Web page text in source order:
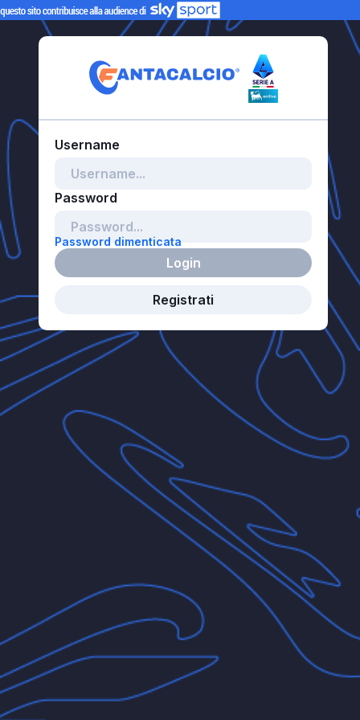
Password dimenticata
Login
Registrati